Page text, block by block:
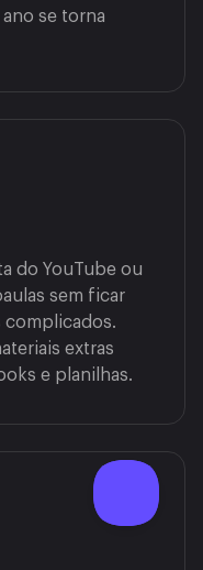
se torna
do YouTube ou
sem ficar
extras
e planilhas.